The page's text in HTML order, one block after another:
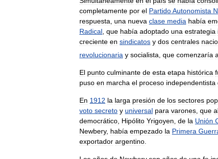
completamente por el PartidoAutonomista
respuesta, una nueva clase media había
Radical, que había adoptado una estrategia
creciente en sindicatos y dos centrales
revolucionaria y socialista que comenzaría a
El punto culminante de esta etapa histórica
puso en marcha el proceso independentista
En 1912 la larga presión de los sectores
voto secreto y universal para varones que
democrático Hipólito Yrigoyen de la Unión
Newbery, había empezado la Primera
exportador argentino